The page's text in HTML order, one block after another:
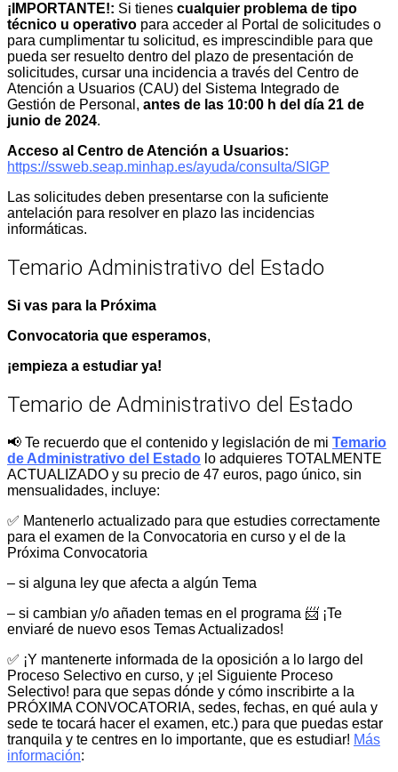
¡IMPORTANTE!: Si tienes cualquier problema de tipo
técnico u operativo para acceder al Portal de solicitudes o
para cumplimentar tu solicitud, es imprescindible para que
pueda ser resuelto dentro del plazo de presentación de
solicitudes, cursar una incidencia a través del Centro de
Atención a Usuarios (CAU) del Sistema Integrado de
Gestión de Personal, antes de las 10:00 h del día 21 de
junio de 2024.
Acceso al Centro de Atención a Usuarios:
https://ssweb.seap.minhap.es/ayuda/consulta/SIGP
Las solicitudes deben presentarse con la suficiente
antelación para resolver en plazo las incidencias
informáticas.
Temario Administrativo del Estado
Si vas para la Próxima
Convocatoria que esperamos,
¡empieza a estudiar ya!
Temario de Administrativo del Estado
📢 Te recuerdo que el contenido y legislación de mi Temario
de Administrativo del Estado lo adquieres TOTALMENTE
ACTUALIZADO y su precio de 47 euros, pago único, sin
mensualidades, incluye:
✅ Mantenerlo actualizado para que estudies correctamente
para el examen de la Convocatoria en curso y el de la
Próxima Convocatoria
– si alguna ley que afecta a algún Tema
– si cambian y/o añaden temas en el programa 📨 ¡Te
enviaré de nuevo esos Temas Actualizados!
✅ ¡Y mantenerte informada de la oposición a lo largo del
Proceso Selectivo en curso, y ¡el Siguiente Proceso
Selectivo! para que sepas dónde y cómo inscribirte a la
PRÓXIMA CONVOCATORIA, sedes, fechas, en qué aula y
sede te tocará hacer el examen, etc.) para que puedas estar
tranquila y te centres en lo importante, que es estudiar! Más
información: